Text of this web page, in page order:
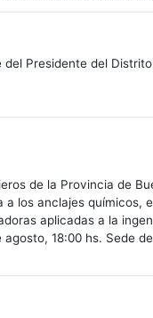
Presidente del
de la Provincia de
los anclajes químicos,
aplicadas a la
18:00 hs. Sede